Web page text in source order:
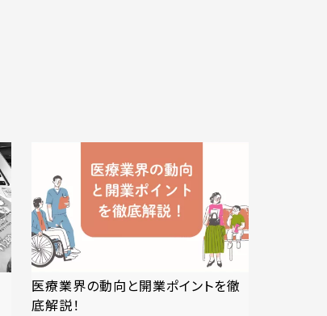
医療業界の動向と開業ポイントを徹
底解説！